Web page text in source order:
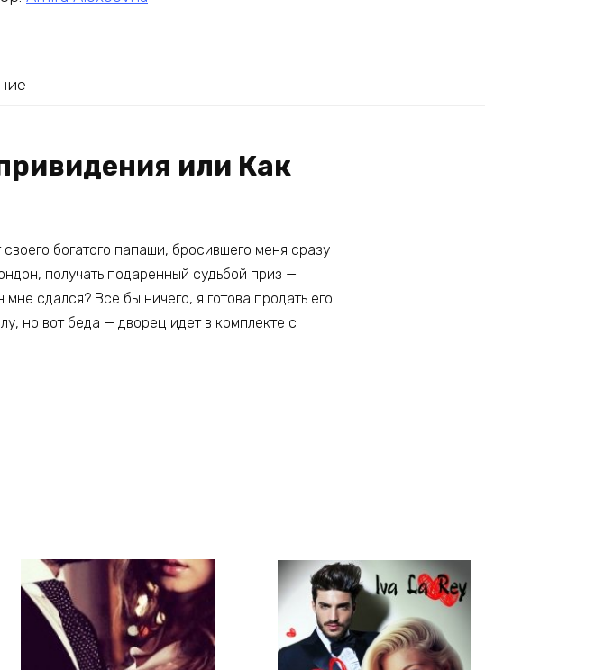
или Как
богатого папаши, бросившего меня сразу
получать подаренный судьбой приз —
сдался? Все бы ничего, я готова продать его
но вот беда — дворец идет в комплекте с